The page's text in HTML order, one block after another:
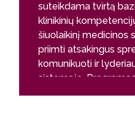
suteikdama tvirtą
klinikinių
šiuolaikinį medicinos
priimti atsakingus
komunikuoti ir
sistemoje.